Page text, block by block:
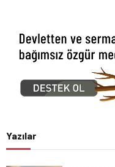
Yazılar